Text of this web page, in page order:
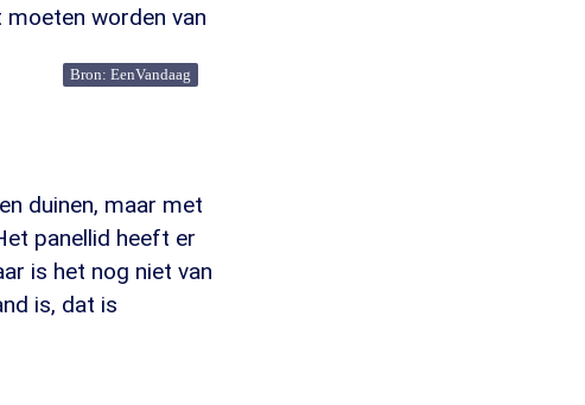
worden van
Bron: EenVandaag
duinen, maar met
panellid heeft er
is het nog niet van
is, dat is